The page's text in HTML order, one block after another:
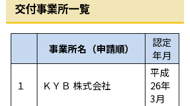
交付事業所一覧
事業所名（申請順）
認定
年月
１ ＫＹＢ 株式会社
平成
26年
3月